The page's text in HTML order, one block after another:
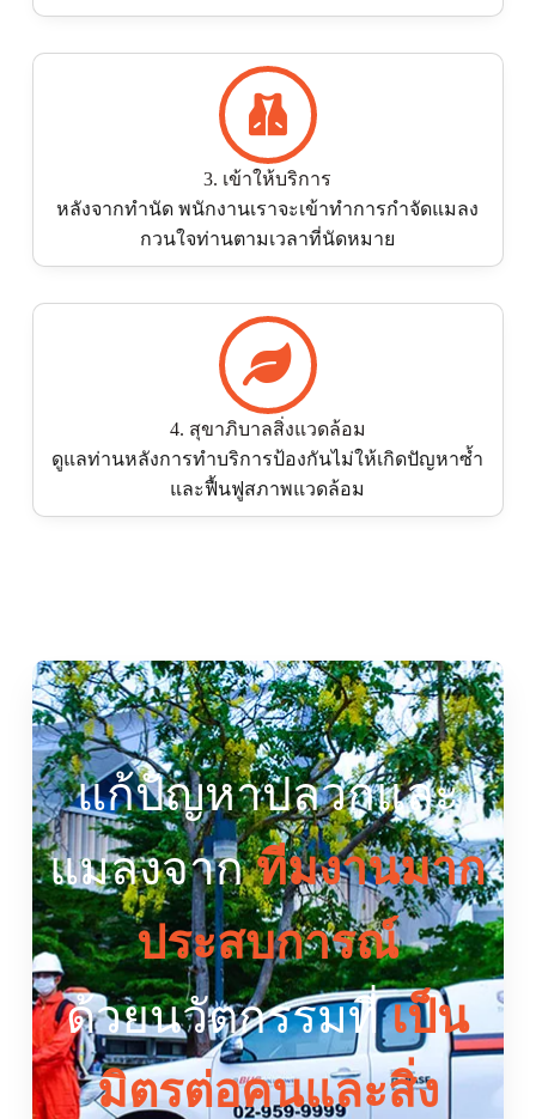
3. เข้าให้บริการ
หลังจากทำนัด พนักงานเราจะเข้าทำการกำจัดแมลง
กวนใจท่านตามเวลาที่นัดหมาย
4. สุขาภิบาลสิ่งแวดล้อม
ดูแลท่านหลังการทำบริการป้องกันไม่ให้เกิดปัญหาซ้ำ
และฟื้นฟูสภาพแวดล้อม
แก้ปัญหาปลวกและ
แมลงจากทีมงานมาก
ประสบการณ์
ด้วยนวัตกรรมที่เป็น
มิตรต่อคนและสิ่ง